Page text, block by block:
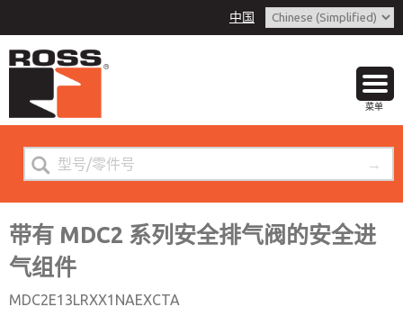
中国
菜单
带有 MDC2 系列安全排气阀的安全进
气组件
MDC2E13LRXX1NAEXCTA
带有 MDC2 系列安全排气阀的安全进气
+86 (021) 69157942
技术服务
+86 (021) 69157942